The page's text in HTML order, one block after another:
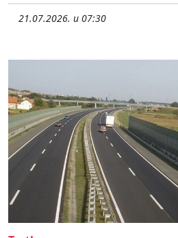
21.07.2026. u 07:30